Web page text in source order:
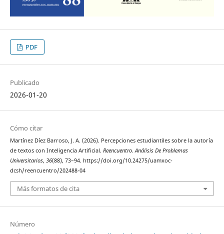
PDF
Publicado
2026-01-20
Cómo citar
Martínez Díez Barroso, J. A. (2026). Percepciones estudiantiles sobre la autoría
de textos con Inteligencia Artificial. Reencuentro. Análisis De Problemas
Universitarios, 36(88), 73–94. https://doi.org/10.24275/uamxoc-
dcsh/reencuentro/202488-04
Más formatos de cita
Número